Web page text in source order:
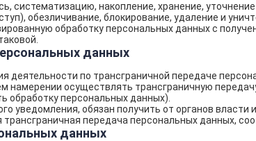
систематизацию, накопление, хранение,
обезличивание, блокирование, удаление и
обработку персональных данных с
данных
деятельности по трансграничной передаче
намерении осуществлять трансграничную
обработку персональных данных).
уведомления, обязан получить от органов
передача персональных данных,
данных